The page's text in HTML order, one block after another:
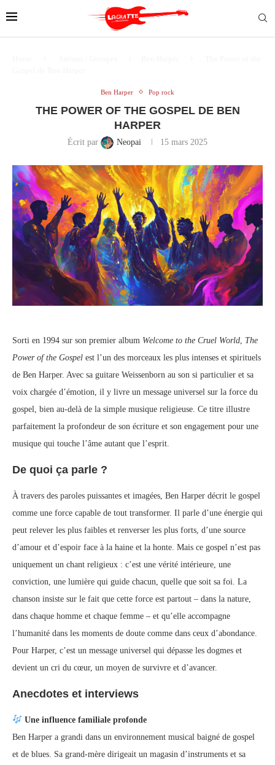
Ben Harper Pop rock
THE POWER OF THE GOSPEL DE BEN
HARPER
Écrit par Neopai 15 mars 2025
Sorti en 1994 sur son premier album Welcome to the Cruel World The
Power of the Gospel est l’un des morceaux les plus intenses et spirituels
de Ben Harper. Avec sa guitare Weissenborn au son si particulier et sa
voix chargée d’émotion, il y livre un message universel sur la force du
gospel, bien au-delà de la simple musique religieuse. Ce titre illustre
parfaitement la profondeur de son écriture et son engagement pour une
musique qui touche l’âme autant que l’esprit.
De quoi ça parle ?
À travers des paroles puissantes et imagées, Ben Harper décrit le gospel
comme une force capable de tout transformer. Il parle d’une énergie qui
peut relever les plus faibles et renverser les plus forts, d’une source
d’amour et d’espoir face à la haine et la honte. Mais ce gospel n’est pas
uniquement un chant religieux : c’est une vérité intérieure, une
conviction, une lumière qui guide chacun, quelle que soit sa foi. La
chanson insiste sur le fait que cette force est partout – dans la nature,
dans chaque homme et chaque femme – et qu’elle accompagne
l’humanité dans les moments de doute comme dans ceux d’abondance.
Pour Harper, c’est un message universel qui dépasse les dogmes et
devient un cri du cœur, un moyen de survivre et d’avancer.
Anecdotes et interviews
Une influence familiale profonde
Ben Harper a grandi dans un environnement musical baigné de gospel
et de blues. Sa grand-mère dirigeait un magasin d’instruments et sa